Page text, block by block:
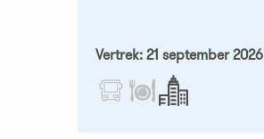
Vertrek: 21 september 2026